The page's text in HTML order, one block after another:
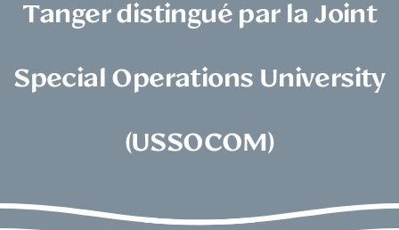
Tanger distingué par la Joint
Special Operations University
(USSOCOM)